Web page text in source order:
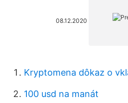
08.12.2020
Kryptomena dôkaz o
100 usd na manát